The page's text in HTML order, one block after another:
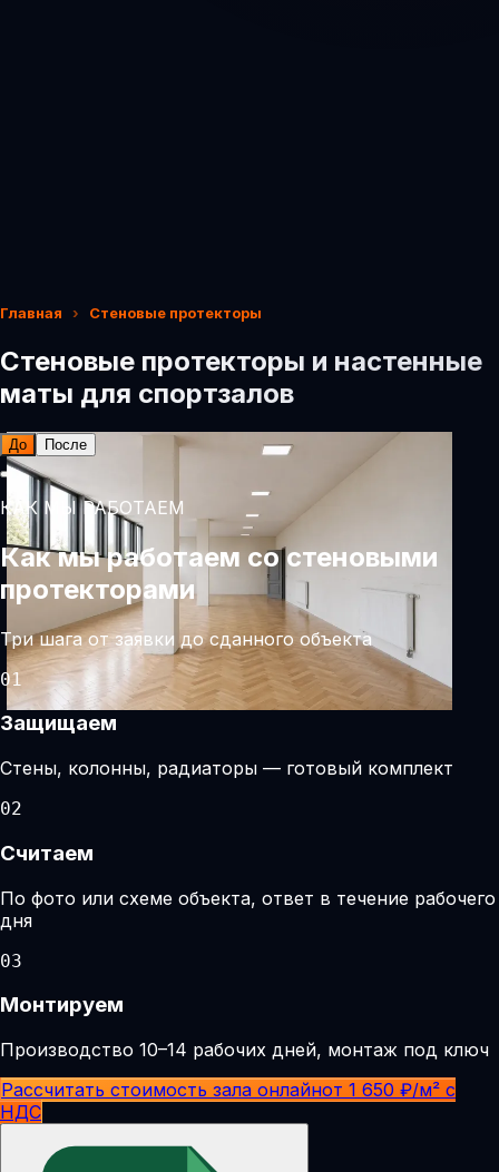
Главная Стеновые протекторы
Стеновые протекторы и настенные
маты для спортзалов
До После
КАК МЫ РАБОТАЕМ
Как мы работаем со стеновыми
протекторами
Три шага от заявки до сданного объекта
01
Защищаем
Стены, колонны, радиаторы — готовый комплект
02
Считаем
По фото или схеме объекта, ответ в течение рабочего
дня
03
Монтируем
Производство 10–14 рабочих дней, монтаж под ключ
Рассчитать стоимость зала онлайнот 1 650 ₽/м² с
НДС